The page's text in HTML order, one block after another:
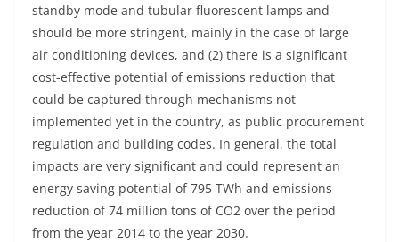
standby mode and tubular fluorescent lamps and
should be more stringent, mainly in the case of large
air conditioning devices, and (2) there is a significant
cost-effective potential of emissions reduction that
could be captured through mechanisms not
implemented yet in the country, as public procurement
regulation and building codes. In general, the total
impacts are very significant and could represent an
energy saving potential of 795 TWh and emissions
reduction of 74 million tons of CO2 over the period
from the year 2014 to the year 2030.